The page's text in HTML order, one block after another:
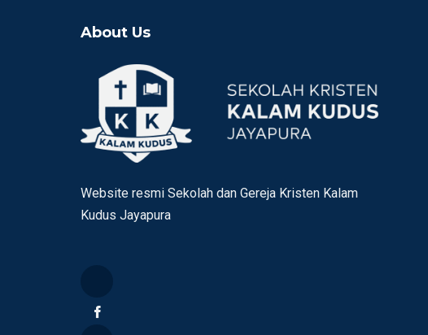
About Us
Website resmi Sekolah dan Gereja Kristen Kalam
Kudus Jayapura